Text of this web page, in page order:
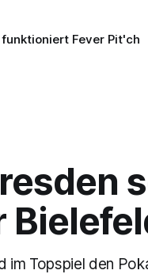
funktioniert Fever Pit'ch
im Topspiel den